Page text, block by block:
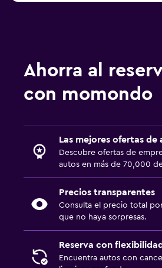
Ahorra al
con momondo
Las mejores ofertas de
Descubre ofertas de
autos en más de 70,000
Precios transparentes
Consulta el precio total
que no haya sorpresas.
Reserva con flexibilidad
Encuentra autos con